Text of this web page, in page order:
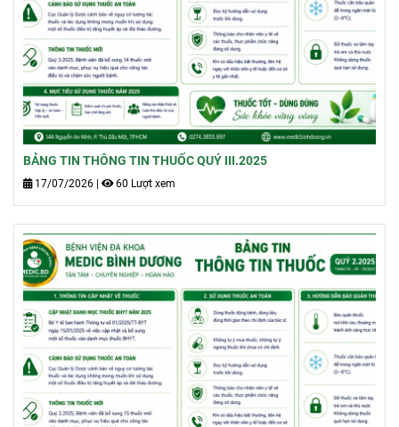
BẢNG TIN THÔNG TIN THUỐC QUÝ III.2025
17/07/2026 60 Lượt xem